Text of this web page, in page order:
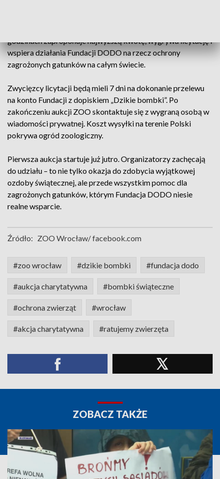
godzinach zaproponuje najwyższą kwotę, wygrywa licytację i
wspiera działania Fundacji DODO na rzecz ochrony
zagrożonych gatunków na całym świecie.
Zwycięzcy licytacji będą mieli 7 dni na dokonanie przelewu
na konto Fundacji z dopiskiem „Dzikie bombki”. Po
zakończeniu aukcji ZOO skontaktuje się z wygraną osobą w
wiadomości prywatnej. Koszt wysyłki na terenie Polski
pokrywa ogród zoologiczny.
Pierwsza aukcja startuje już jutro. Organizatorzy zachęcają
do udziału – to nie tylko okazja do zdobycia wyjątkowej
ozdoby świątecznej, ale przede wszystkim pomoc dla
zagrożonych gatunków, którym Fundacja DODO niesie
realne wsparcie.
Źródło: ZOO Wrocław/ facebook.com
#zoo wrocław #dzikie bombki #fundacja dodo
#aukcja charytatywna #bombki świąteczne
#ochrona zwierząt #wrocław
#akcja charytatywna #ratujemy zwierzęta
ZOBACZ TAKŻE